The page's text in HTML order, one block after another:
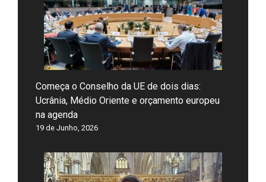
Começa o Conselho da UE de dois dias:
Ucrânia, Médio Oriente e orçamento europeu
na agenda
19 de Junho, 2026